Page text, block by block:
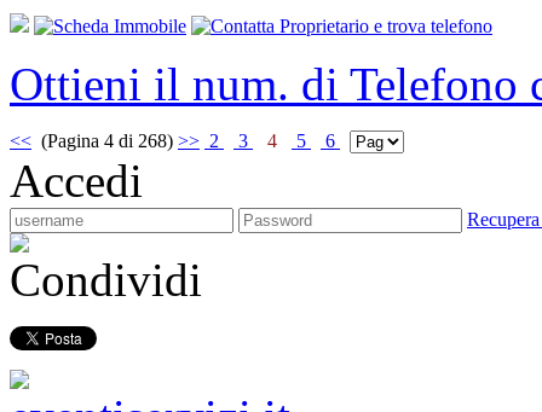
Ottieni il num. di Telefono
<< (Pagina 4 di 268) >> 2 3 4 5 6
Accedi
Condividi